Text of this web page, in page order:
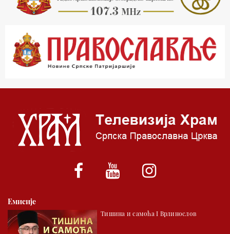
23.00 Питања и одговори
00.03 Црквена предавања и трибине
01.03 Живе речи - подкаст
*најважније вести емитујемо на сваки пун сат
Емисије
Тишина и самоћа I Врлинослов